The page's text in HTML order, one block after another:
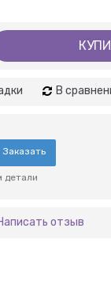
В
Заказать
детали
отзыв